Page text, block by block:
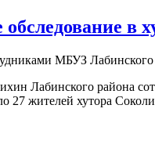
в
МБУЗ
Лабинского района
27 жителей хутора